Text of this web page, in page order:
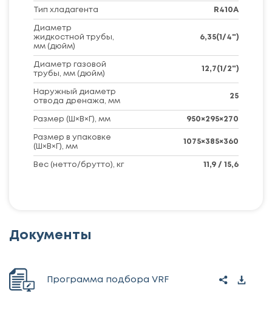
Тип хладагента R410A
Диаметр
жидкостной трубы,
мм (дюйм)
6,35(1/4")
Диаметр газовой
трубы, мм (дюйм)
12,7(1/2")
Наружный диаметр
отвода дренажа, мм
25
Размер (Ш×В×Г), мм 950×295×270
Размер в упаковке
(Ш×В×Г), мм
1075×385×360
Вес (нетто/брутто), кг 11,9 / 15,6
Документы
Программа подбора VRF